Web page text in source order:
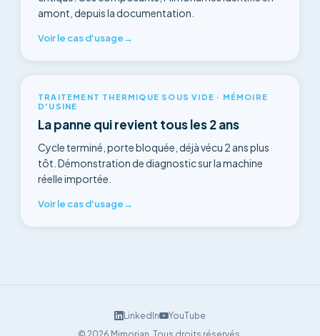
amont, depuis la documentation.
Voir le cas d'usage→
TRAITEMENT THERMIQUE SOUS VIDE · MÉMOIRE
D'USINE
La panne qui revient tous les 2 ans
Cycle terminé, porte bloquée, déjà vécu 2 ans plus
tôt. Démonstration de diagnostic sur la machine
réelle importée.
Voir le cas d'usage→
LinkedIn
YouTube